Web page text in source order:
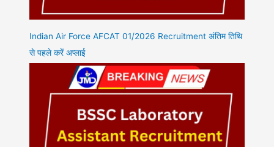
Indian Air Force AFCAT 01/2026 Recruitment अंतिम तिथि
से पहले करें अप्लाई